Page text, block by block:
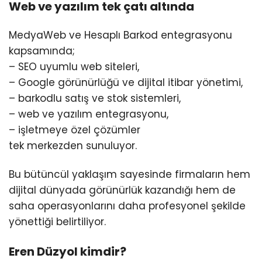
Web ve yazılım tek çatı altında
MedyaWeb ve Hesaplı Barkod entegrasyonu
kapsamında;
– SEO uyumlu web siteleri,
– Google görünürlüğü ve dijital itibar yönetimi,
– barkodlu satış ve stok sistemleri,
– web ve yazılım entegrasyonu,
– işletmeye özel çözümler
tek merkezden sunuluyor.
Bu bütüncül yaklaşım sayesinde firmaların hem
dijital dünyada görünürlük kazandığı hem de
saha operasyonlarını daha profesyonel şekilde
yönettiği belirtiliyor.
Eren Düzyol kimdir?